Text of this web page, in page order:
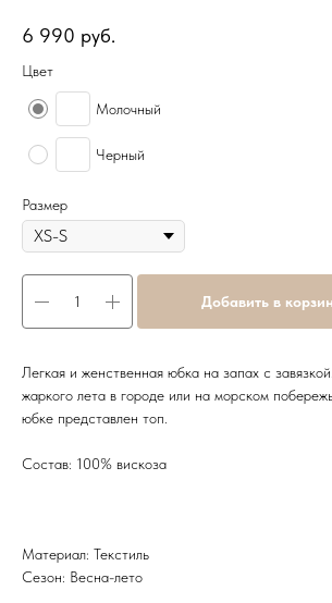
6 990 руб.
Цвет
Молочный
Черный
Размер
Добавить в
Легкая и женственная юбка на запах с
жаркого лета в городе или на морском
юбке представлен топ.
Состав: 100% вискоза
Материал: Текстиль
Сезон: Весна-лето